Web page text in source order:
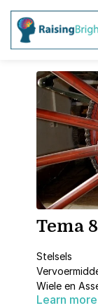
Tema
Stelsels
Wiele en
Ontwikkeling
Learn more